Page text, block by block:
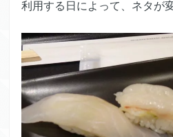
利用する日によって、ネタが